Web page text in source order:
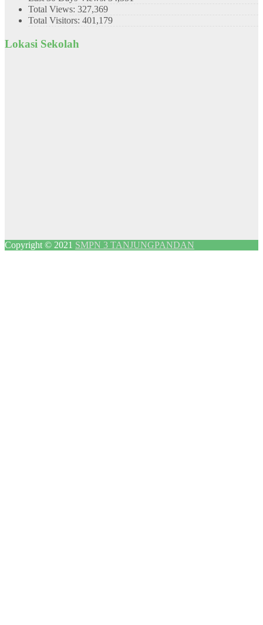
Total Views: 327,369
Total Visitors: 401,179
Lokasi Sekolah
Copyright © 2021 SMPN 3 TANJUNGPANDAN